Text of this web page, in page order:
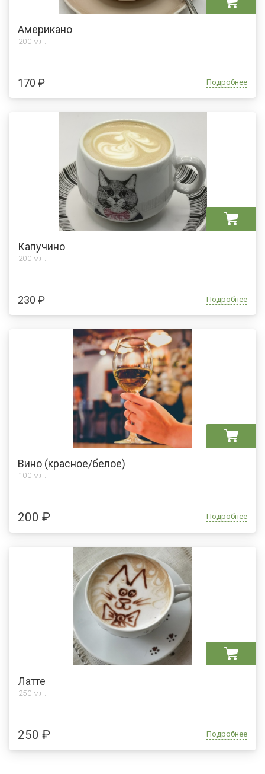
Американо
200 мл.
170 ₽ Подробнее
Капучино
200 мл.
230 ₽ Подробнее
Вино (красное/белое)
100 мл.
200 ₽ Подробнее
Латте
250 мл.
250 ₽ Подробнее